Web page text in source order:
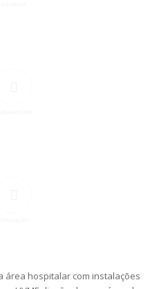
área hospitalar com instalações